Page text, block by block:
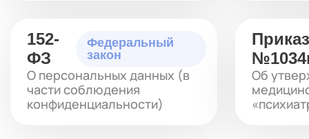
152-
ФЗ
Федеральный
закон
О персональных данных (в
части соблюдения
конфиденциальности)
Приказ
Об